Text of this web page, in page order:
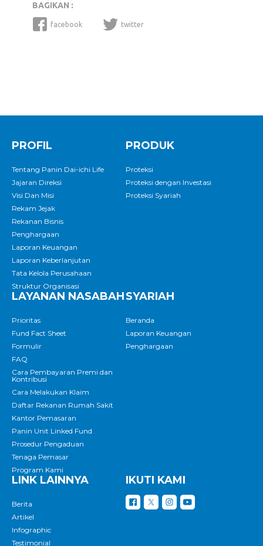
BAGIKAN :
facebook twitter
PROFIL
Tentang Panin Dai-ichi Life
Jajaran Direksi
Visi Dan Misi
Rekam Jejak
Rekanan Bisnis
Penghargaan
Laporan Keuangan
Laporan Keberlanjutan
Tata Kelola Perusahaan
Struktur Organisasi
PRODUK
Proteksi
Proteksi dengan Investasi
Proteksi Syariah
LAYANAN NASABAH
Prioritas
Fund Fact Sheet
Formulir
FAQ
Cara Pembayaran Premi dan
Kontribusi
Cara Melakukan Klaim
Daftar Rekanan Rumah Sakit
Kantor Pemasaran
Panin Unit Linked Fund
Prosedur Pengaduan
Tenaga Pemasar
Program Kami
SYARIAH
Beranda
Laporan Keuangan
Penghargaan
LINK LAINNYA
Berita
Artikel
Infographic
Testimonial
IKUTI KAMI